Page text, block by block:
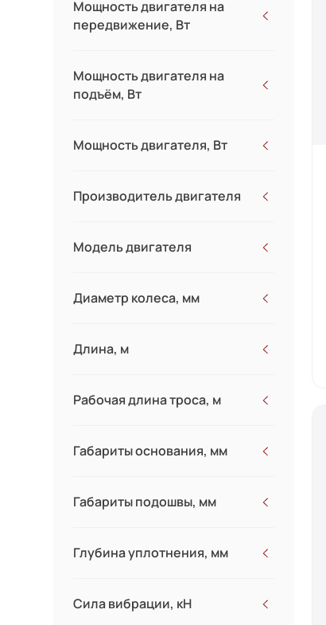
Мощность двигателя на
передвижение, Вт
Мощность двигателя на
подъём, Вт
Мощность двигателя, Вт
Производитель двигателя
Модель двигателя
Диаметр колеса, мм
Длина, м
Рабочая длина троса, м
Габариты основания, мм
Габариты подошвы, мм
Глубина уплотнения, мм
Сила вибрации, кН